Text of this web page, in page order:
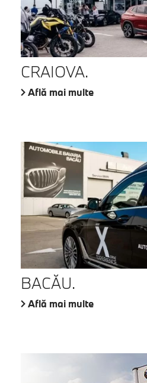
CRAIOVA.
Află mai multe
BACĂU.
Află mai multe